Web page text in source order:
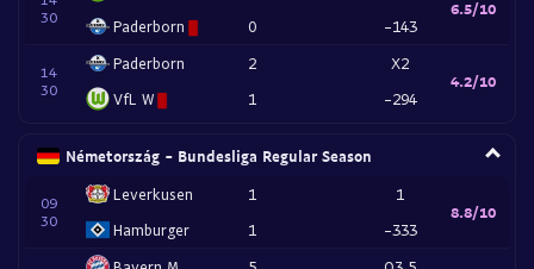
30
Paderborn
0
-143
6.5/10
14
30
Paderborn
VfL W
2
1
X2
-294
4.2/10
Németország - Bundesliga Regular Season
09
30
Leverkusen
Hamburger
1
1
1
-333
8.8/10